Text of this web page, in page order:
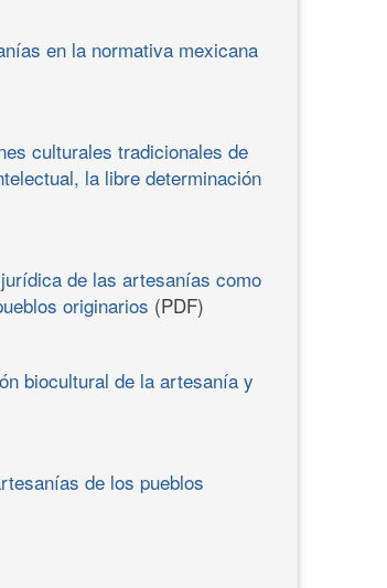
en la normativa mexicana
culturales tradicionales de
la libre determinación
de las artesanías como
originarios (PDF)
biocultural de la artesanía y
de los pueblos